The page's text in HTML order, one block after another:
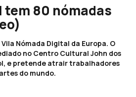
tem 80 nómadas
Nómada Digital da Europa. O
no Centro Cultural John dos
e pretende atrair trabalhadores
do mundo.